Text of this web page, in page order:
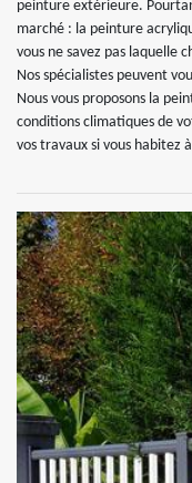
peinture extérieure.
marché : la peinture
vous ne savez pas laquelle
Nos spécialistes peuvent
Nous vous proposons la
conditions climatiques de
vos travaux si vous habitez